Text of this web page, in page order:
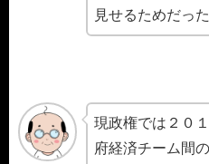
見せるためだった
現政権では２０
府経済チーム間